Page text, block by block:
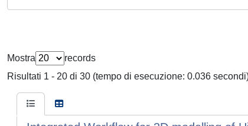
Mostra
records
Risultati 1 - 20 di 30 (tempo di esecuzione: 0.036